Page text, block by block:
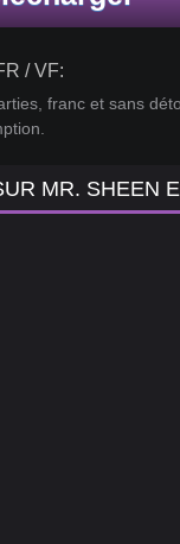
/ VF:
franc et sans
MR. SHEEN